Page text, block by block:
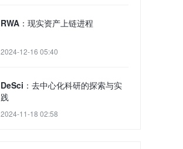
RWA：现实资产上链进程
2024-12-16 05:40
DeSci：去中心化科研的探索与实
践
2024-11-18 02:58